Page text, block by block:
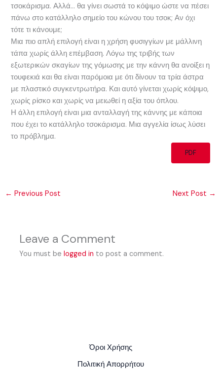
τσοκάρισμα. Αλλά… θα γίνει σωστά το κόψιμο ώστε να πέσει
πάνω στο κατάλληλο σημείο του κώνου του τσοκ; Αν όχι
τότε τι κάνουμε;
Μια πιο απλή επιλογή είναι η χρήση φυσιγγίων με μάλλινη
τάπα χωρίς άλλη επέμβαση. Λόγω της τριβής των
εξωτερικών σκαγίων της γόμωσης με την κάννη θα ανοίξει η
τουφεκιά και θα είναι παρόμοια με ότι δίνουν τα τρία άστρα
με πλαστικό συγκεντρωτήρα. Και αυτό γίνεται χωρίς κόψιμο,
χωρίς ρίσκο και χωρίς να μειωθεί η αξία του όπλου.
Η άλλη επιλογή είναι μια ανταλλαγή της κάννης με κάποια
που έχει το κατάλληλο τσοκάρισμα. Μια αγγελία ίσως λύσει
το πρόβλημα.
PDF
← Previous Post Next Post →
Leave a Comment
You must belogged in to post a comment.
Όροι Χρήσης
Πολιτική Απορρήτου